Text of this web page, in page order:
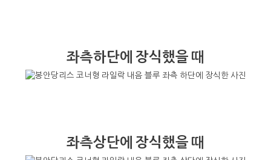
좌측하단에 장식했을 때
좌측상단에 장식했을 때